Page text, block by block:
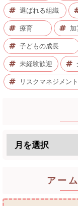
選ばれる組織
療育 加
子どもの成長
未経験歓迎
リスクマネジメント
アー